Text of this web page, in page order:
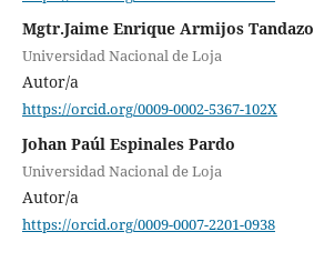
Mgtr.Jaime Enrique Armijos Tandazo
Universidad Nacional de Loja
Autor/a
https://orcid.org/0009-0002-5367-102X
Johan Paúl Espinales Pardo
Universidad Nacional de Loja
Autor/a
https://orcid.org/0009-0007-2201-0938